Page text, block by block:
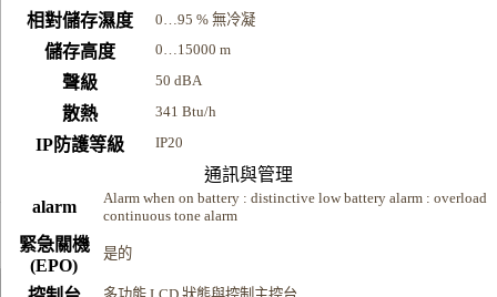
相對儲存濕度 0…95 % 無冷凝
儲存高度 0…15000 m
聲級 50 dBA
散熱 341 Btu/h
IP防護等級 IP20
通訊與管理
alarm
Alarm when on battery : distinctive low battery alarm : overload
continuous tone alarm
緊急關機
(EPO)
是的